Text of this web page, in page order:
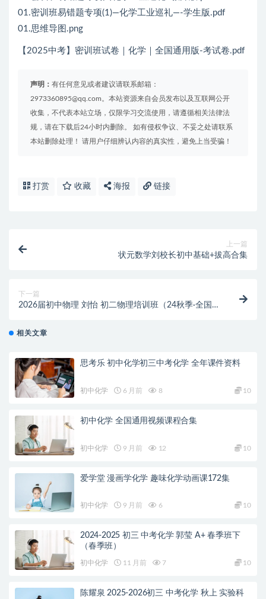
01.密训班易错题专项(1)—化学工业巡礼—-学生版.pdf
01.思维导图.png
【2025中考】密训班试卷｜化学｜全国通用版-考试卷.pdf
声明： 有任何意见或者建议请联系邮箱：
2973360895@qq.com。本站资源来自会员发布以及互联网公开
收集，不代表本站立场，仅限学习交流使用，请遵循相关法律法
规，请在下载后24小时内删除。 如有侵权争议、不妥之处请联系
本站删除处理！ 请用户仔细辨认内容的真实性，避免上当受骗！
打赏 收藏 海报 链接
上一篇
状元数学刘校长初中基础+拔高合集
下一篇
2026届初中物理 刘怡 初二物理培训班（24秋季·全国通
相关文章
思考乐 初中化学初三中考化学 全年课件资料
初中化学 6 月前 8 10
初中化学 全国通用视频课程合集
初中化学 9 月前 12 10
爱学堂 漫画学化学 趣味化学动画课172集
初中化学 9 月前 6 10
2024-2025 初三 中考化学 郭莹 A+ 春季班下
（春季班）
初中化学 11 月前 7 10
陈耀泉 2025-2026初三 中考化学 秋上 实验科